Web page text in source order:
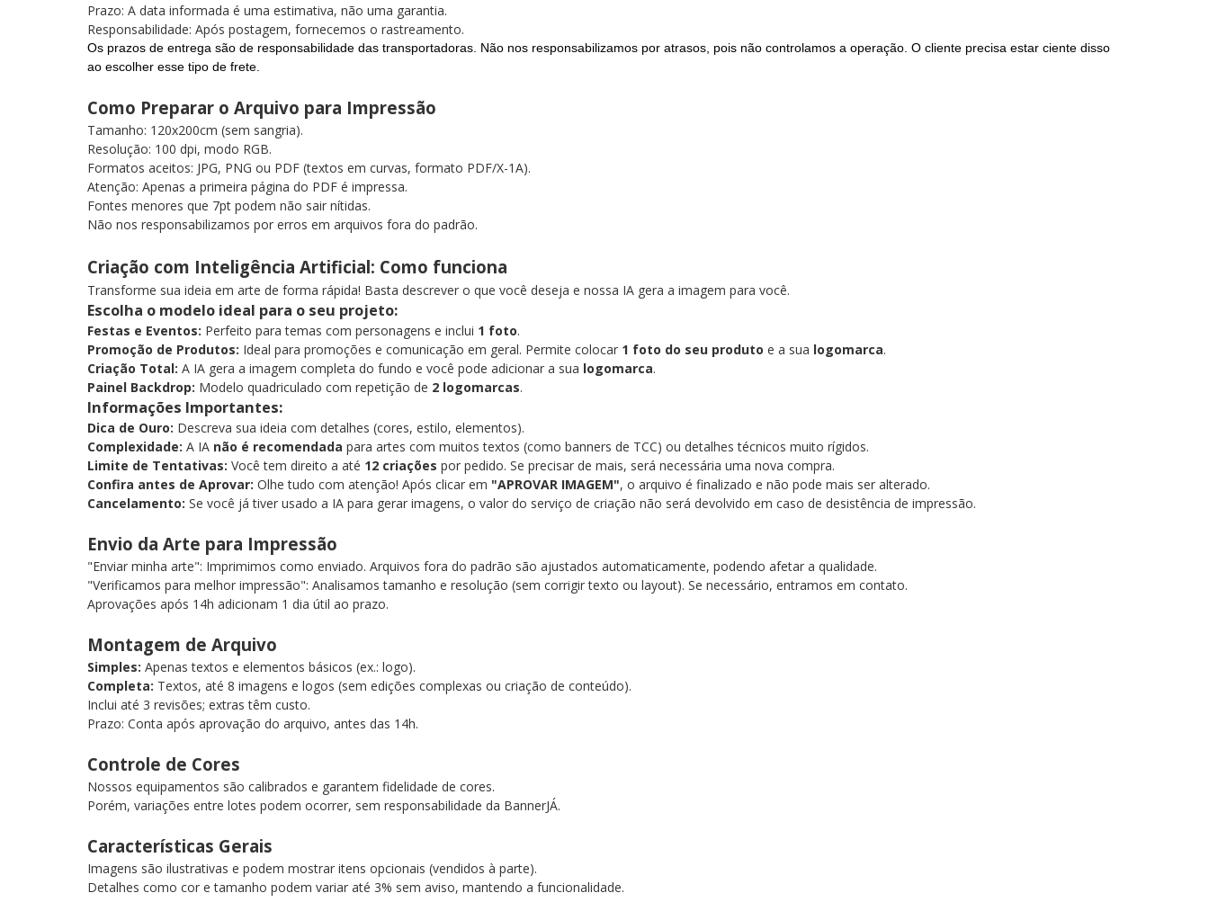
Prazo: A data informada é uma estimativa, não uma garantia.
Responsabilidade: Após postagem, fornecemos o rastreamento.
Os prazos de entrega são de responsabilidade das transportadoras. Não nos responsabilizamos por atrasos, pois não controlamos a operação. O cliente precisa estar ciente disso
ao escolher esse tipo de frete.
Como Preparar o Arquivo para Impressão
Tamanho: 120x200cm (sem sangria).
Resolução: 100 dpi, modo RGB.
Formatos aceitos: JPG, PNG ou PDF (textos em curvas, formato PDF/X-1A).
Atenção: Apenas a primeira página do PDF é impressa.
Fontes menores que 7pt podem não sair nítidas.
Não nos responsabilizamos por erros em arquivos fora do padrão.
Criação com Inteligência Artificial: Como funciona
Transforme sua ideia em arte de forma rápida! Basta descrever o que você deseja e nossa IA gera a imagem para você.
Escolha o modelo ideal para o seu projeto:
Festas e Eventos: Perfeito para temas com personagens e inclui 1 foto.
Promoção de Produtos: Ideal para promoções e comunicação em geral. Permite colocar 1 foto do seu produto e a sua logomarca.
Criação Total: A IA gera a imagem completa do fundo e você pode adicionar a sua logomarca.
Painel Backdrop: Modelo quadriculado com repetição de 2 logomarcas.
Informações Importantes:
Dica de Ouro: Descreva sua ideia com detalhes (cores, estilo, elementos).
Complexidade: A IA não é recomendada para artes com muitos textos (como banners de TCC) ou detalhes técnicos muito rígidos.
Limite de Tentativas: Você tem direito a até 12 criações por pedido. Se precisar de mais, será necessária uma nova compra.
Confira antes de Aprovar: Olhe tudo com atenção! Após clicar em "APROVAR IMAGEM", o arquivo é finalizado e não pode mais ser alterado.
Cancelamento: Se você já tiver usado a IA para gerar imagens, o valor do serviço de criação não será devolvido em caso de desistência de impressão.
Envio da Arte para Impressão
"Enviar minha arte": Imprimimos como enviado. Arquivos fora do padrão são ajustados automaticamente, podendo afetar a qualidade.
"Verificamos para melhor impressão": Analisamos tamanho e resolução (sem corrigir texto ou layout). Se necessário, entramos em contato.
Aprovações após 14h adicionam 1 dia útil ao prazo.
Montagem de Arquivo
Simples: Apenas textos e elementos básicos (ex.: logo).
Completa: Textos, até 8 imagens e logos (sem edições complexas ou criação de conteúdo).
Inclui até 3 revisões; extras têm custo.
Prazo: Conta após aprovação do arquivo, antes das 14h.
Controle de Cores
Nossos equipamentos são calibrados e garantem fidelidade de cores.
Porém, variações entre lotes podem ocorrer, sem responsabilidade da BannerJÁ.
Características Gerais
Imagens são ilustrativas e podem mostrar itens opcionais (vendidos à parte).
Detalhes como cor e tamanho podem variar até 3% sem aviso, mantendo a funcionalidade.